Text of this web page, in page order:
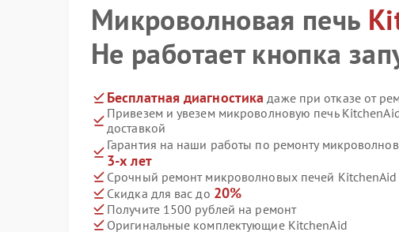
Микроволновая печь
Не работает кнопка
Бесплатная диагностика даже при отказе от
Привезем и увезем микроволновую печь
доставкой
Гарантия на наши работы по ремонту
3-х лет
Срочный ремонт микроволновых печей KitchenAid
Скидка для вас до 20%
Получите 1500 рублей на ремонт
Оригинальные комплектующие KitchenAid